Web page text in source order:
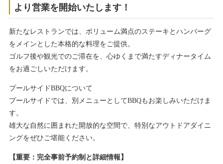
より営業を開始いたします！
新たなレストランでは、ボリューム満点のステーキとハンバーグ
をメインとした本格的な料理をご提供。
ゴルフ後や観光でのご滞在を、心ゆくまで満たすディナータイム
をお過ごしいただけます。
プールサイドBBQについて
プールサイドでは、別メニューとしてBBQもお楽しみいただけま
す。
雄大な自然に囲まれた開放的な空間で、特別なアウトドアダイニ
ングをぜひご堪能ください。
【重要：完全事前予約制と詳細情報】